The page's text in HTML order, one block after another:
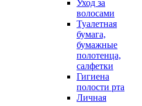
Уход за
волосами
Туалетная
бумага,
бумажные
полотенца,
салфетки
Гигиена
полости рта
Личная